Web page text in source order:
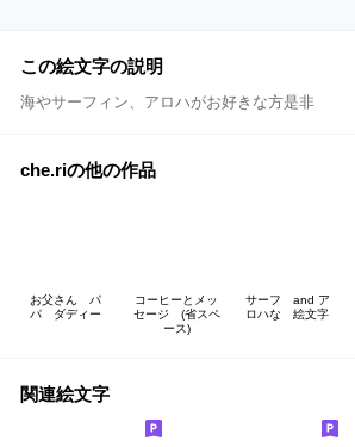
この絵文字の説明
海やサーフィン、アロハがお好きな方是非
che.riの他の作品
お父さん パ
パ ダディー
コーヒーとメッ
セージ (省スペ
ース)
サーフ and ア
ロハな 絵文字
関連絵文字